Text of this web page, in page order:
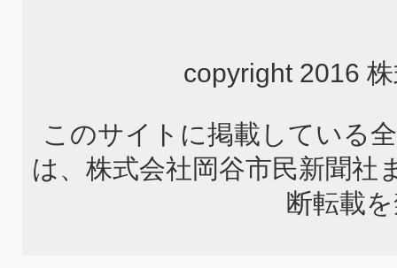
copyright 2016
このサイトに掲載している
は、株式会社岡谷市民新聞社
断転載